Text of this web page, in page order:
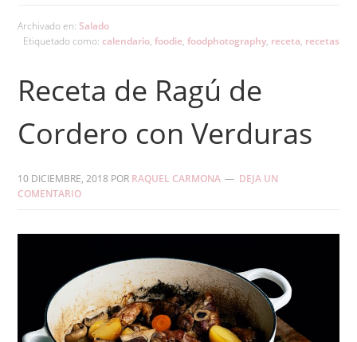
Archivado en: Salado
Etiquetado como: calendario, foodie, foodphotography, receta, recetas
Receta de Ragú de
Cordero con Verduras
10 DICIEMBRE, 2018 POR RAQUEL CARMONA
DEJA UN
COMENTARIO